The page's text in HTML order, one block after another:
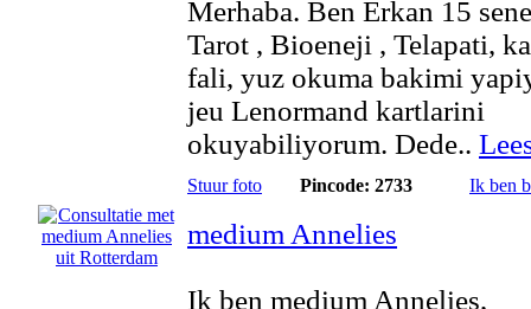
Merhaba. Ben Erkan 15
Tarot , Bioeneji , Telapati,
fali, yuz okuma bakimi
jeu Lenormand kartlarini
okuyabiliyorum. Dede..
Stuur foto Pincode: 2733 Ik ben
medium Annelies
Ik ben medium Annelies,